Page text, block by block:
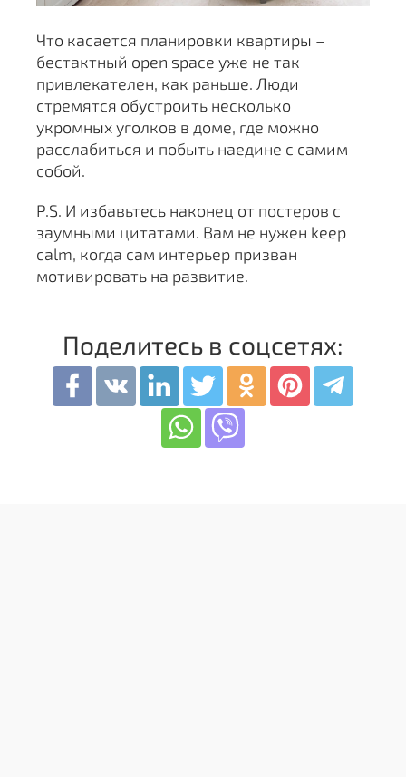
Что касается планировки квартиры –
бестактный open space уже не так
привлекателен, как раньше. Люди
стремятся обустроить несколько
укромных уголков в доме, где можно
расслабиться и побыть наедине с самим
собой.
P.S. И избавьтесь наконец от постеров с
заумными цитатами. Вам не нужен keep
calm, когда сам интерьер призван
мотивировать на развитие.
Поделитесь в соцсетях: